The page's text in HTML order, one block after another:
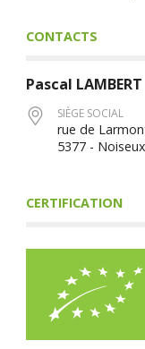
CONTACTS
Pascal LAMBERT
SIÈGE SOCIAL
rue de
5377 - Noiseux
CERTIFICATION